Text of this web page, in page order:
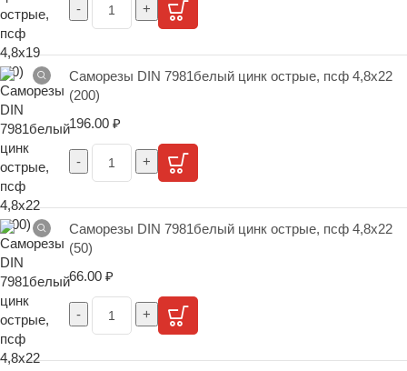
Саморезы DIN 7981белый цинк острые, псф 4,8х22
(200)
196.00 ₽
Саморезы DIN 7981белый цинк острые, псф 4,8х22
(50)
66.00 ₽